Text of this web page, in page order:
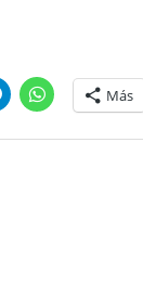
Más